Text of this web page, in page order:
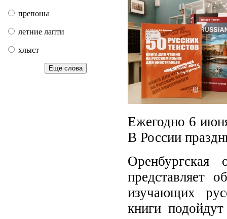
препоны
летние лапти
хлыст
Еще слова
Ежегодно 6
В России
представляет
изучающих
книги